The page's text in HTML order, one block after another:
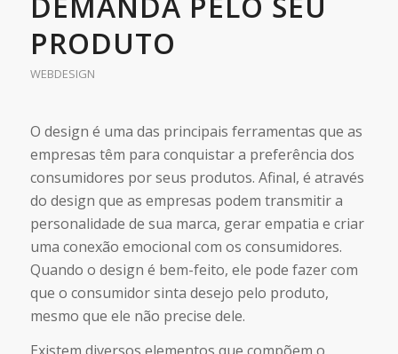
PRODUTO
WEBDESIGN
O design é uma das principais ferramentas que as
empresas têm para conquistar a preferência dos
consumidores por seus produtos. Afinal, é através
do design que as empresas podem transmitir a
personalidade de sua marca, gerar empatia e criar
uma conexão emocional com os consumidores.
Quando o design é bem-feito, ele pode fazer com
que o consumidor sinta desejo pelo produto,
mesmo que ele não precise dele.